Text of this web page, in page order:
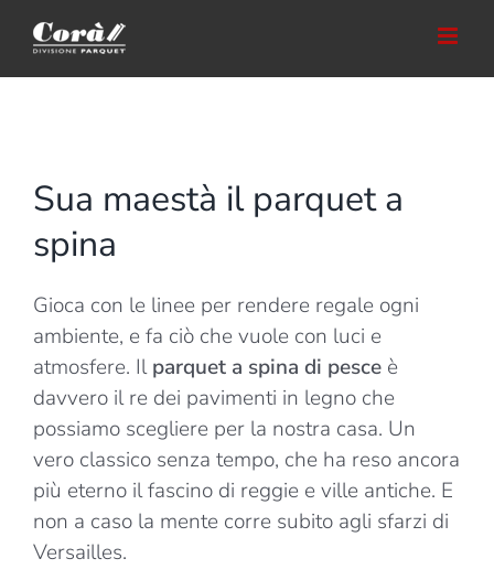
contenuto
Sua maestà il parquet a
spina
Gioca con le linee per rendere regale ogni
ambiente, e fa ciò che vuole con luci e
atmosfere. Ilparquet a spina di pesce è
davvero il re dei pavimenti in legno che
possiamo scegliere per la nostra casa. Un
vero classico senza tempo, che ha reso ancora
più eterno il fascino di reggie e ville antiche. E
non a caso la mente corre subito agli sfarzi di
Versailles.